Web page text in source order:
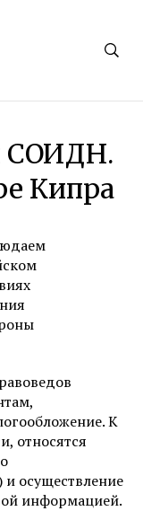
СОИДН.
Кипра
К
относятся
осуществление
информацией.